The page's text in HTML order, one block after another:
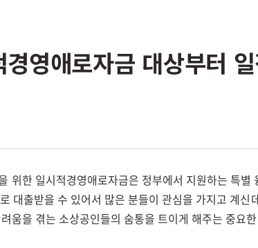
영애로자금 대상부터
위한 일시적경영애로자금은 정부에서 지원하는 특별
대출받을 수 있어서 많은 분들이 관심을 가지고 계신
움을 겪는 소상공인들의 숨통을 트이게 해주는 중요